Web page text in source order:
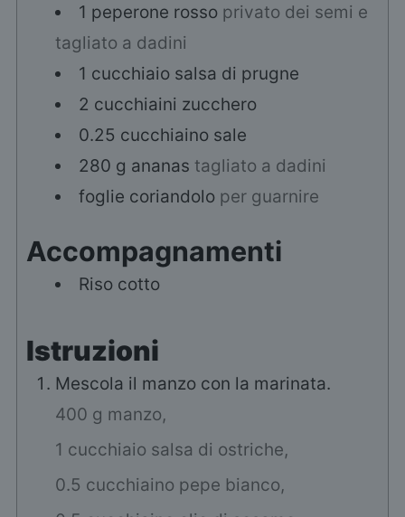
1 peperone rosso privato dei semi e
tagliato a dadini
1 cucchiaio salsa di prugne
2 cucchiaini zucchero
0.25 cucchiaino sale
280 g ananas tagliato a dadini
foglie coriandolo per guarnire
Accompagnamenti
Riso cotto
Istruzioni
Mescola il manzo con la marinata.
400 g manzo,
1 cucchiaio salsa di ostriche,
0.5 cucchiaino pepe bianco,